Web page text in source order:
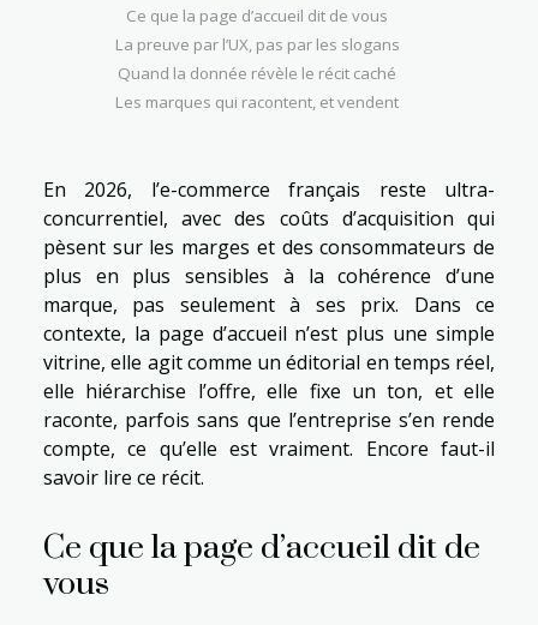
Ce que la page d’accueil dit de vous
La preuve par l’UX, pas par les slogans
Quand la donnée révèle le récit caché
Les marques qui racontent, et vendent
En 2026, l’e-commerce français reste ultra-
concurrentiel, avec des coûts d’acquisition qui
pèsent sur les marges et des consommateurs de
plus en plus sensibles à la cohérence d’une
marque, pas seulement à ses prix. Dans ce
contexte, la page d’accueil n’est plus une simple
vitrine, elle agit comme un éditorial en temps réel,
elle hiérarchise l’offre, elle fixe un ton, et elle
raconte, parfois sans que l’entreprise s’en rende
compte, ce qu’elle est vraiment. Encore faut-il
savoir lire ce récit.
Ce que la page d’accueil dit de
vous